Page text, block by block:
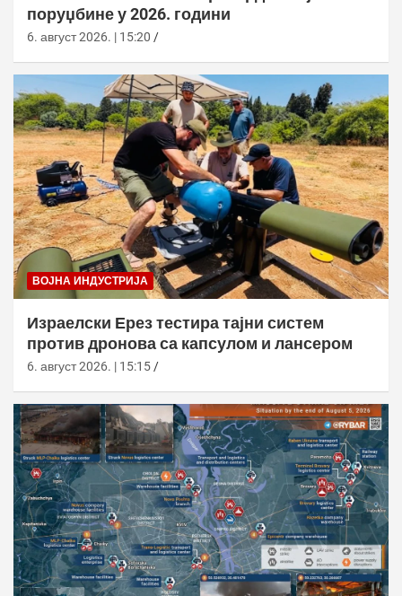
поруџбине у 2026. години
6. август 2026. | 15:20
ВОЈНА ИНДУСТРИЈА
Израелски Ерез тестира тајни систем
против дронова са капсулом и лансером
6. август 2026. | 15:15